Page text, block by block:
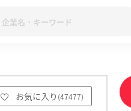
お気に入り (47477)